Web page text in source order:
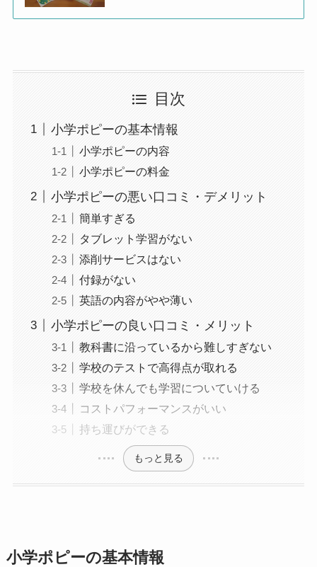
目次
小学ポピーの基本情報
小学ポピーの内容
小学ポピーの料金
小学ポピーの悪い口コミ・デメリット
簡単すぎる
タブレット学習がない
添削サービスはない
付録がない
英語の内容がやや薄い
小学ポピーの良い口コミ・メリット
教科書に沿っているから難しすぎない
学校のテストで高得点が取れる
学校を休んでも学習についていける
コストパフォーマンスがいい
持ち運びができる
もっと見る
小学ポピーの基本情報